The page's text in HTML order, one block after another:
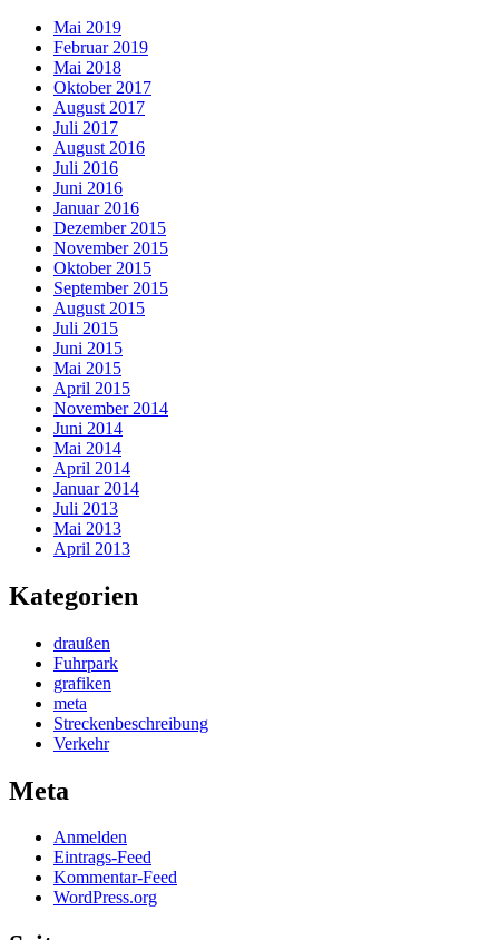
Mai 2019
Februar 2019
Mai 2018
Oktober 2017
August 2017
Juli 2017
August 2016
Juli 2016
Juni 2016
Januar 2016
Dezember 2015
November 2015
Oktober 2015
September 2015
August 2015
Juli 2015
Juni 2015
Mai 2015
April 2015
November 2014
Juni 2014
Mai 2014
April 2014
Januar 2014
Juli 2013
Mai 2013
April 2013
Kategorien
draußen
Fuhrpark
grafiken
meta
Streckenbeschreibung
Verkehr
Meta
Anmelden
Eintrags-Feed
Kommentar-Feed
WordPress.org